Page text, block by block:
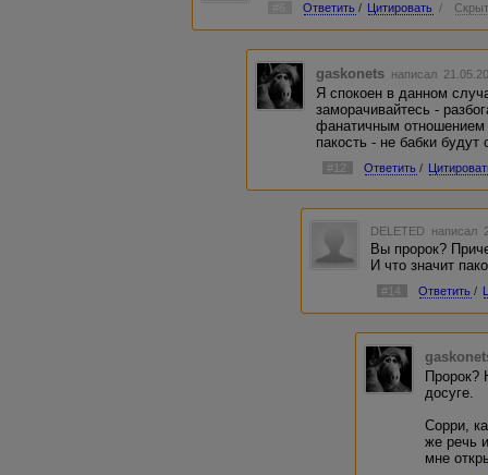
Ответить / Цитировать /
gaskonets написал
Я спокоен в данном
заморачивайтесь -
фанатичным отношением
пакость - не бабки
#12 Ответить /
DELETED написал
Вы пророк?
И что значит
#14 Ответить /
Пророк?
досуге.
Сорри,
же речь
мне